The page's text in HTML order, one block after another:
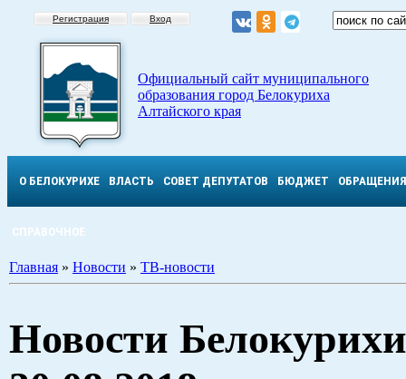
Регистрация Вход
Официальный сайт муниципального
образования город Белокуриха
Алтайского края
О БЕЛОКУРИХЕ ВЛАСТЬ СОВЕТ ДЕПУТАТОВ БЮДЖЕТ ОБРАЩЕНИЯ
СПРАВОЧНОЕ
Главная » Новости » ТВ-новости
Новости